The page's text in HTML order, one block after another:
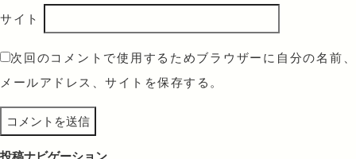
サイト
次回のコメントで使用するためブラウザーに自分の名前、
メールアドレス、サイトを保存する。
投稿ナビゲーション